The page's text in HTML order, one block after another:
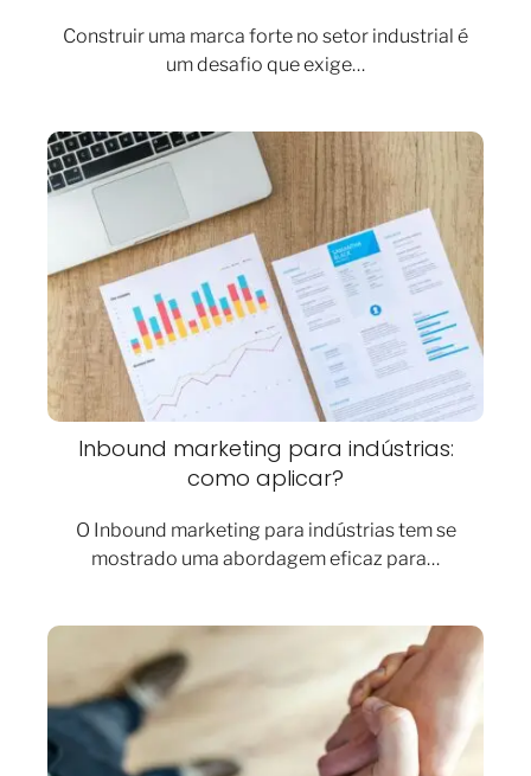
Construir uma marca forte no setor industrial é
um desafio que exige…
Inbound marketing para indústrias:
como aplicar?
O Inbound marketing para indústrias tem se
mostrado uma abordagem eficaz para…